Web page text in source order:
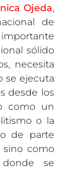
Ojeda,
de
sólido
necesita
se ejecuta
desde los
como un
o la
de parte
sino como
se